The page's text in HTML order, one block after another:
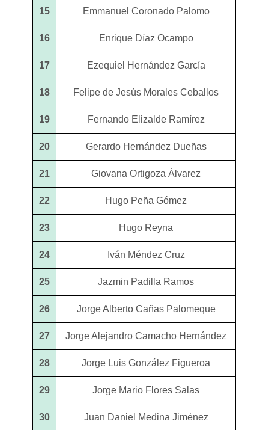
15 Emmanuel Coronado Palomo
16 Enrique Díaz Ocampo
17 Ezequiel Hernández García
18 Felipe de Jesús Morales Ceballos
19 Fernando Elizalde Ramírez
20 Gerardo Hernández Dueñas
21 Giovana Ortigoza Álvarez
22 Hugo Peña Gómez
23 Hugo Reyna
24 Iván Méndez Cruz
25 Jazmin Padilla Ramos
26 Jorge Alberto Cañas Palomeque
27 Jorge Alejandro Camacho Hernández
28 Jorge Luis González Figueroa
29 Jorge Mario Flores Salas
30 Juan Daniel Medina Jiménez